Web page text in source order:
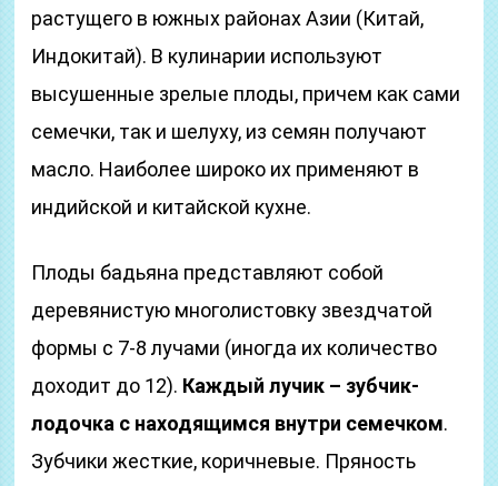
растущего в южных районах Азии (Китай,
Индокитай). В кулинарии используют
высушенные зрелые плоды, причем как сами
семечки, так и шелуху, из семян получают
масло. Наиболее широко их применяют в
индийской и китайской кухне.
Плоды бадьяна представляют собой
деревянистую многолистовку звездчатой
формы с 7-8 лучами (иногда их количество
доходит до 12). Каждый лучик – зубчик-
лодочка с находящимся внутри семечком.
Зубчики жесткие, коричневые. Пряность